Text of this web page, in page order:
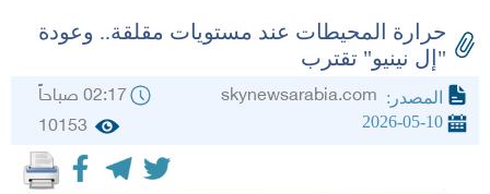
حرارة المحيطات عند مستويات مقلقة.. وعودة
"إل نينيو" تقترب
المصدر: 02:17 صباحاً
2026-05-10
10153